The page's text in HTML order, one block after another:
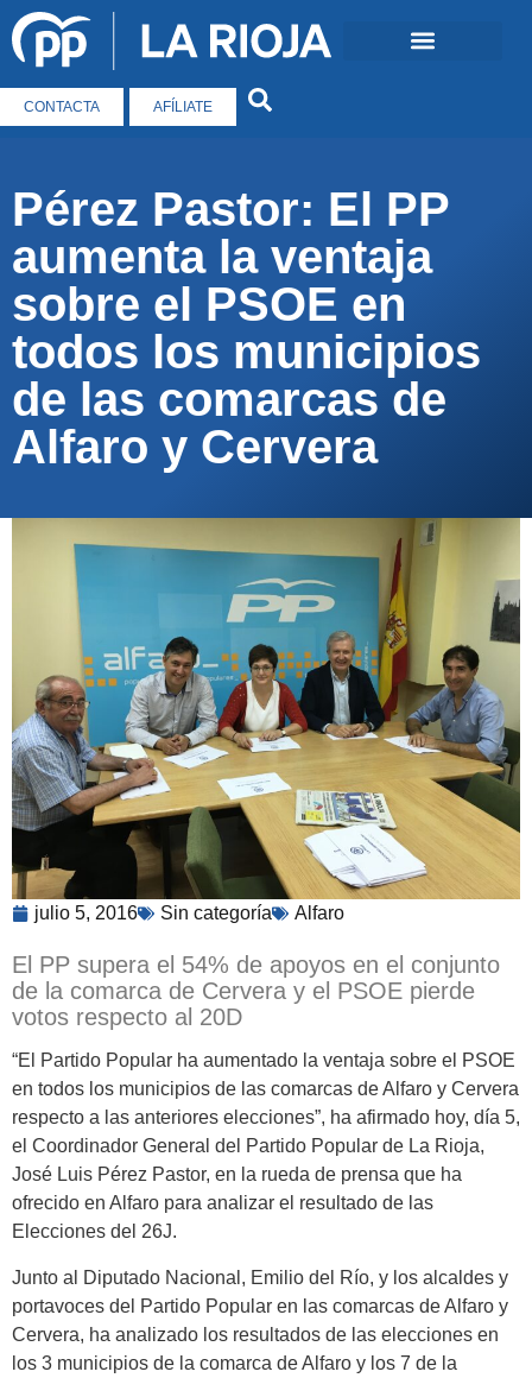
CONTACTA AFÍLIATE
Pérez Pastor: El PP
aumenta la ventaja
sobre el PSOE en
todos los municipios
de las comarcas de
Alfaro y Cervera
julio 5, 2016 Sin categoría Alfaro
El PP supera el 54% de apoyos en el conjunto
de la comarca de Cervera y el PSOE pierde
votos respecto al 20D
“El Partido Popular ha aumentado la ventaja sobre el PSOE
en todos los municipios de las comarcas de Alfaro y Cervera
respecto a las anteriores elecciones”, ha afirmado hoy, día 5,
el Coordinador General del Partido Popular de La Rioja,
José Luis Pérez Pastor, en la rueda de prensa que ha
ofrecido en Alfaro para analizar el resultado de las
Elecciones del 26J.
Junto al Diputado Nacional, Emilio del Río, y los alcaldes y
portavoces del Partido Popular en las comarcas de Alfaro y
Cervera, ha analizado los resultados de las elecciones en
los 3 municipios de la comarca de Alfaro y los 7 de la